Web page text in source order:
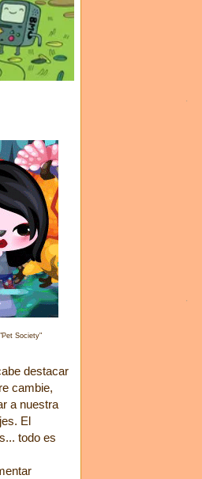
Society"
destacar
cambie,
a nuestra
El
todo es